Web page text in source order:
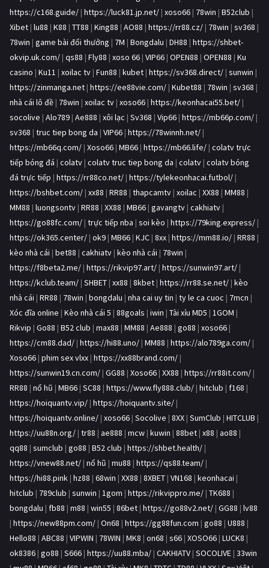
https://c168.guide/ | https://luck81.jp.net/ | xoso66 | 78win | B52club |
Xibet | lu88 | K88 | TT88 | King88 | AO88 | https://rr88.cz/ | 78win | sv368 |
78win | game bài đổi thưởng | 7M | Bongdalu | DH88 | https://shbet-
okvip.uk.com/ | qs88 | Fly88 | xoso 66 | VIP66 | OPEN88 | OPEN88 | Ku
casino | Ku11 | xoilac tv | Fun88 | kubet | https://sv368.direct/ | sunwin |
https://zinmanga.net | https://ee88vie.com/ | Kubet88 | 78win | sv368 |
nhà cái lô đề | 78win | xoilac tv | xoso66 | https://keonhacai55.bet/ |
socolive | Alo789 | Ae888 | xôi lạc | Sv368 | Vip66 | https://mb66p.com/ |
sv368 | truc tiep bong da | VIP66 | https://78winnh.net/ |
https://mb66q.com/ | Xoso66 | MB66 | https://mb66.life/ | colatv trực
tiếp bóng đá | colatv | colatv truc tiep bong da | colatv | colatv bóng
đá trực tiếp | https://rr88co.net/ | https://tylekeonhacai.futbol/ |
https://bshbet.com/ | xx88 | RR88 | thapcamtv | xoilac | XX88 | MM88 |
MM88 | luongsontv | RR88 | XX88 | MB66 | gavangtv | cakhiatv |
https://go88fc.com/ | trực tiếp nba | soi kèo | https://79king.express/ |
https://ok365.center/ | ok9 | MB66 | KJC | 8xx | https://mm88.io/ | RR88 |
kèo nhà cái | bet88 | cakhiatv | kèo nhà cái | 78win |
https://f8beta2.me/ | https://rikvip97.art/ | https://sunwin97.art/ |
https://kclub.team/ | SHBET | xx88 | 8kbet | https://rr88.se.net/ | kèo
nhà cái | RR88 | 78win | bongdalu | nha cai uy tin | ty le ca cuoc | 7mcn |
Xóc đĩa online | Kèo nhà cái 5 | 88goals | iwin | Tài xỉu MD5 | 1GOM |
Rikvip | Go88 | B52 club | max88 | MM88 | Ae888 | go88 | xoso66 |
https://cm88.dad/ | https://hi88.uno/ | MM88 | https://alo789ga.com/ |
Xoso66 | phim sex vlxx | https://xx88brand.com/ |
https://sunwin19.cn.com/ | GG88 | Xoso66 | XX88 | https://rr88it.com/ |
RR88 | nổ hũ | MB66 | SC88 | https://www.fly888.club/ | hitclub | f168 |
https://hoiquantv.vip/ | https://hoiquantv.site/ |
https://hoiquantv.online/ | xoso66 | Socolive | 8XX | SumClub | HITCLUB |
https://uu88n.org/ | tr88 | ae888 | mcw | kuwin | 88bet | x88 | ao88 |
qq88 | sumclub | go88 | B52 club | https://shbet.health/ |
https://vnew88.net/ | nổ hũ | mu88 | https://qs88.team/ |
https://hi88.pink | hz88 | 68win | XX88 | 8XBET | VN168 | keonhacai |
hitclub | 789club | sunwin | 1gom | https://rikvippro.me/ | TK688 |
bongdalu | fb88 | m88 | win55 | 86bet | https://go88v2.net/ | GG88 | lv88
| https://new88pm.com/ | On68 | https://gg88fun.com | go88 | U888 |
Hello88 | ABC88 | VIPWIN | 78WIN | MK8 | on68 | s66 | XOSO66 | LUCK8 |
ok8386 | go88 | S666 | https://uu88.mba/ | CAKHIATV | SOCOLIVE | 33win